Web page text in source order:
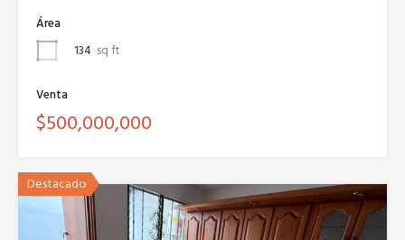
Área
134 sq ft
Venta
$500,000,000
Destacado